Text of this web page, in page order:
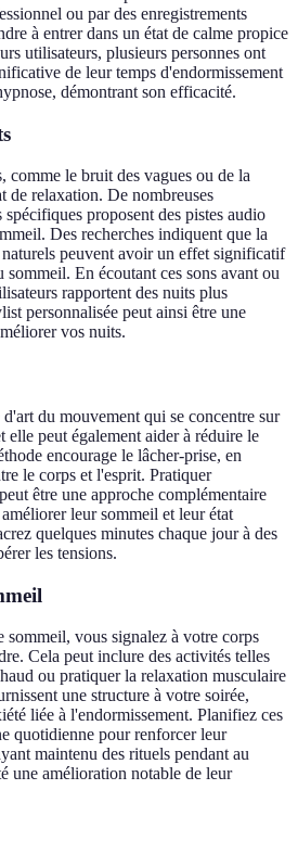
ou par des enregistrements
à entrer dans un état de calme propice
utilisateurs, plusieurs personnes ont
de leur temps d'endormissement
démontrant son efficacité.
comme le bruit des vagues ou de la
de relaxation. De nombreuses
proposent des pistes audio
Des recherches indiquent que la
peuvent avoir un effet significatif
sommeil. En écoutant ces sons avant ou
rapportent des nuits plus
personnalisée peut ainsi être une
vos nuits.
du mouvement qui se concentre sur
elle peut également aider à réduire le
encourage le lâcher-prise, en
le corps et l'esprit. Pratiquer
être une approche complémentaire
leur sommeil et leur état
quelques minutes chaque jour à des
les tensions.
sommeil, vous signalez à votre corps
Cela peut inclure des activités telles
ou pratiquer la relaxation musculaire
une structure à votre soirée,
liée à l'endormissement. Planifiez ces
quotidienne pour renforcer leur
maintenu des rituels pendant au
une amélioration notable de leur